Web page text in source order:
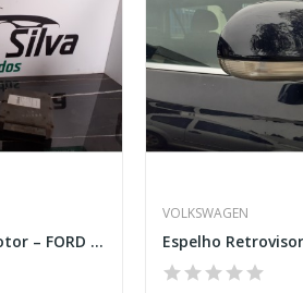
Centralina do Motor – FORD FIESTA IV (JA_. JB_)
VOLKSWAGEN